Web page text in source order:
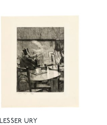
LESSER URY